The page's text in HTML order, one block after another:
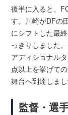
後半に入ると、
す。川崎がDFの
にシフトした最
っきりしました
アディショナル
点以上を挙げて
舞台へ到達しまし
監督・選